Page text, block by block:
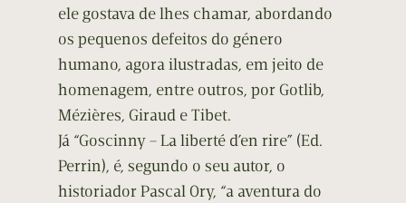
ele gostava de lhes chamar, abordando
os pequenos defeitos do género
humano, agora ilustradas, em jeito de
homenagem, entre outros, por Gotlib,
Mézières, Giraud e Tibet.
Já “Goscinny – La liberté d’en rire” (Ed.
Perrin), é, segundo o seu autor, o
historiador Pascal Ory, “a aventura do